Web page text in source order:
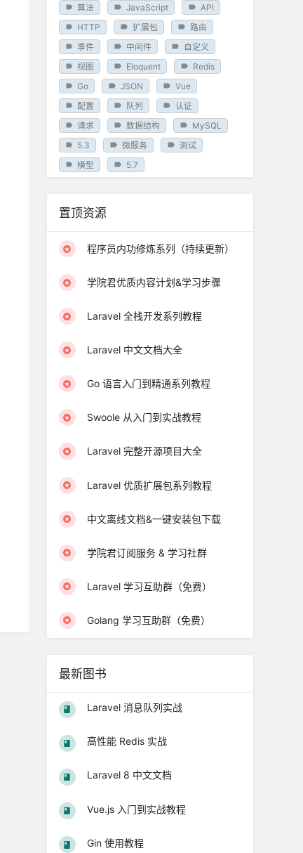
算法
JavaScript
API
HTTP
扩展包
路由
事件
中间件
自定义
视图
Eloquent
Redis
Go
JSON
Vue
配置
队列
认证
请求
数据结构
MySQL
5.3
微服务
测试
模型
5.7
置顶资源
程序员内功修炼系列（持续更新）
学院君优质内容计划&学习步骤
Laravel 全栈开发系列教程
Laravel 中文文档大全
Go 语言入门到精通系列教程
Swoole 从入门到实战教程
Laravel 完整开源项目大全
Laravel 优质扩展包系列教程
中文离线文档&一键安装包下载
学院君订阅服务 & 学习社群
Laravel 学习互助群（免费）
Golang 学习互助群（免费）
最新图书
Laravel 消息队列实战
高性能 Redis 实战
Laravel 8 中文文档
Vue.js 入门到实战教程
Gin 使用教程